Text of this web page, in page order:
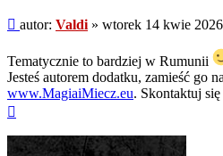
Post
autor: Valdi » wtorek 14 kwie
Tematycznie to bardziej w Rumunii
Jesteś autorem dodatku, zamieść go
www.MagiaiMiecz.eu. Skontaktuj